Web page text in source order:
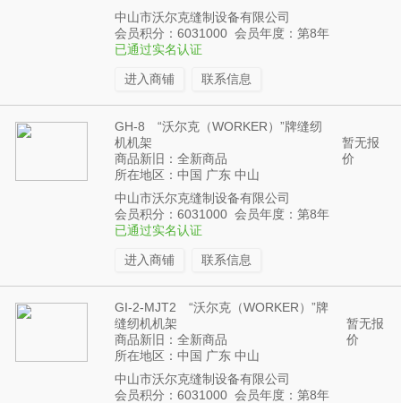
中山市沃尔克缝制设备有限公司
会员积分：6031000 会员年度：第8年
已通过实名认证
进入商铺 联系信息
GH-8 “沃尔克（WORKER）”牌缝纫
机机架
商品新旧：全新商品
所在地区：中国 广东 中山
暂无报
价
中山市沃尔克缝制设备有限公司
会员积分：6031000 会员年度：第8年
已通过实名认证
进入商铺 联系信息
GI-2-MJT2 “沃尔克（WORKER）”牌
缝纫机机架
商品新旧：全新商品
所在地区：中国 广东 中山
暂无报
价
中山市沃尔克缝制设备有限公司
会员积分：6031000 会员年度：第8年